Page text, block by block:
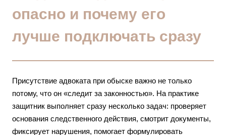
опасно и почему его
лучше подключать сразу
Присутствие адвоката при обыске важно не только
потому, что он «следит за законностью». На практике
защитник выполняет сразу несколько задач: проверяет
основания следственного действия, смотрит документы,
фиксирует нарушения, помогает формулировать